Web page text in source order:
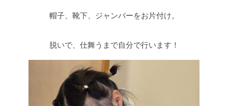
帽子、靴下、ジャンバーをお片付け。
脱いで、仕舞うまで自分で行います！